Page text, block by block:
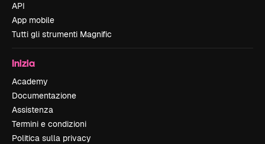
API
App mobile
Tutti gli strumenti Magnific
Inizia
Academy
Documentazione
Assistenza
Termini e condizioni
Politica sulla privacy